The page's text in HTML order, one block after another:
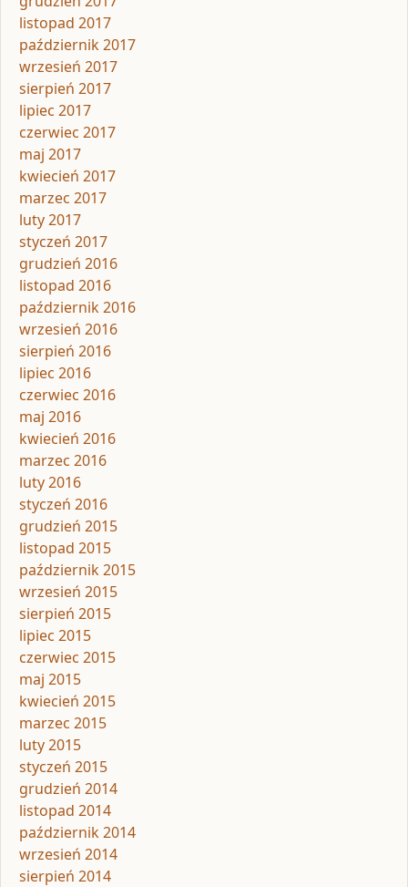
listopad 2017
październik 2017
wrzesień 2017
sierpień 2017
lipiec 2017
czerwiec 2017
maj 2017
kwiecień 2017
marzec 2017
luty 2017
styczeń 2017
grudzień 2016
listopad 2016
październik 2016
wrzesień 2016
sierpień 2016
lipiec 2016
czerwiec 2016
maj 2016
kwiecień 2016
marzec 2016
luty 2016
styczeń 2016
grudzień 2015
listopad 2015
październik 2015
wrzesień 2015
sierpień 2015
lipiec 2015
czerwiec 2015
maj 2015
kwiecień 2015
marzec 2015
luty 2015
styczeń 2015
grudzień 2014
listopad 2014
październik 2014
wrzesień 2014
sierpień 2014